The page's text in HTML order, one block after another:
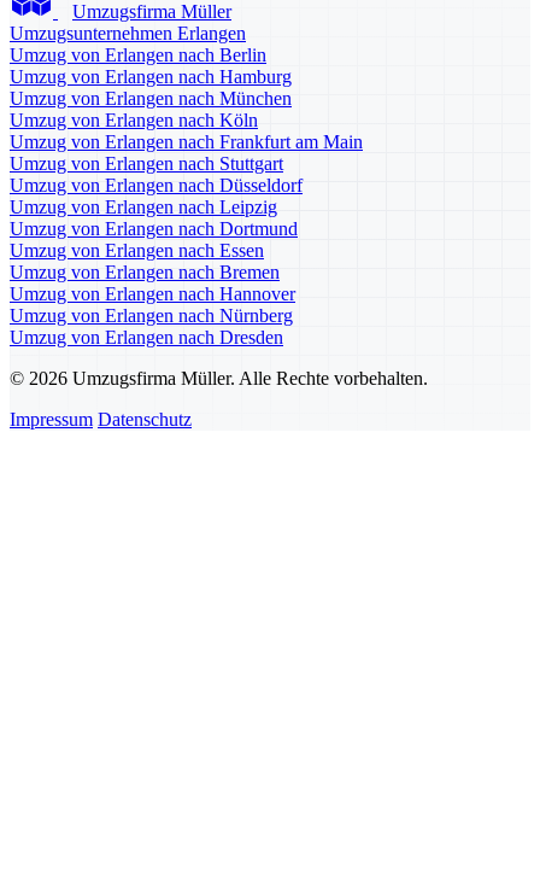
Umzugsfirma Müller
Umzugsunternehmen Erlangen
Umzug von Erlangen nach Berlin
Umzug von Erlangen nach Hamburg
Umzug von Erlangen nach München
Umzug von Erlangen nach Köln
Umzug von Erlangen nach Frankfurt am Main
Umzug von Erlangen nach Stuttgart
Umzug von Erlangen nach Düsseldorf
Umzug von Erlangen nach Leipzig
Umzug von Erlangen nach Dortmund
Umzug von Erlangen nach Essen
Umzug von Erlangen nach Bremen
Umzug von Erlangen nach Hannover
Umzug von Erlangen nach Nürnberg
Umzug von Erlangen nach Dresden
© 2026 Umzugsfirma Müller. Alle Rechte vorbehalten.
Impressum Datenschutz